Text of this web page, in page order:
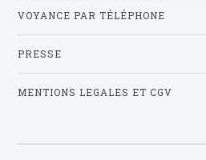
VOYANCE PAR TÉLÉPHONE
PRESSE
MENTIONS LEGALES ET CGV